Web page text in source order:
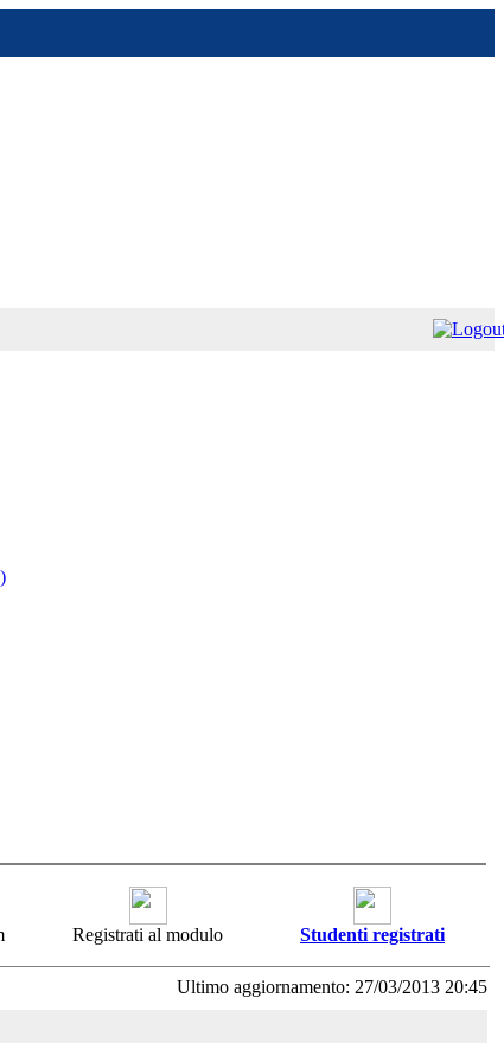
Registrati al modulo Studenti registrati
Ultimo aggiornamento: 27/03/2013 20:45